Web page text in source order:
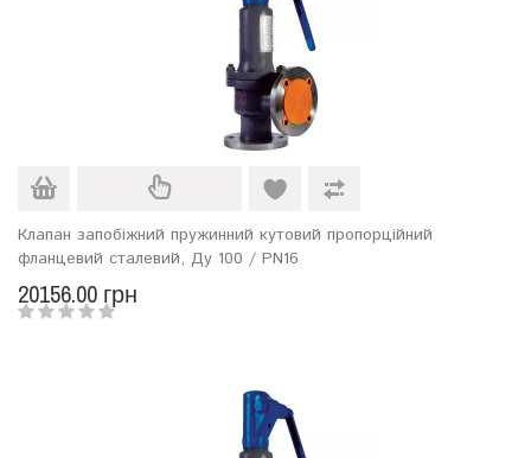
Клапан запобіжний пружинний кутовий пропорційний
фланцевий сталевий, Ду 100 / PN16
20156.00 грн